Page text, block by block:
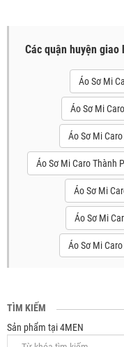
Các quận huyện giao
Áo Sơ Mi
Áo Sơ Mi
Áo Sơ Mi
Áo Sơ Mi Caro Thành
Áo Sơ Mi
Áo Sơ Mi
Áo Sơ Mi
TÌM KIẾM
Sản phẩm tại 4MEN